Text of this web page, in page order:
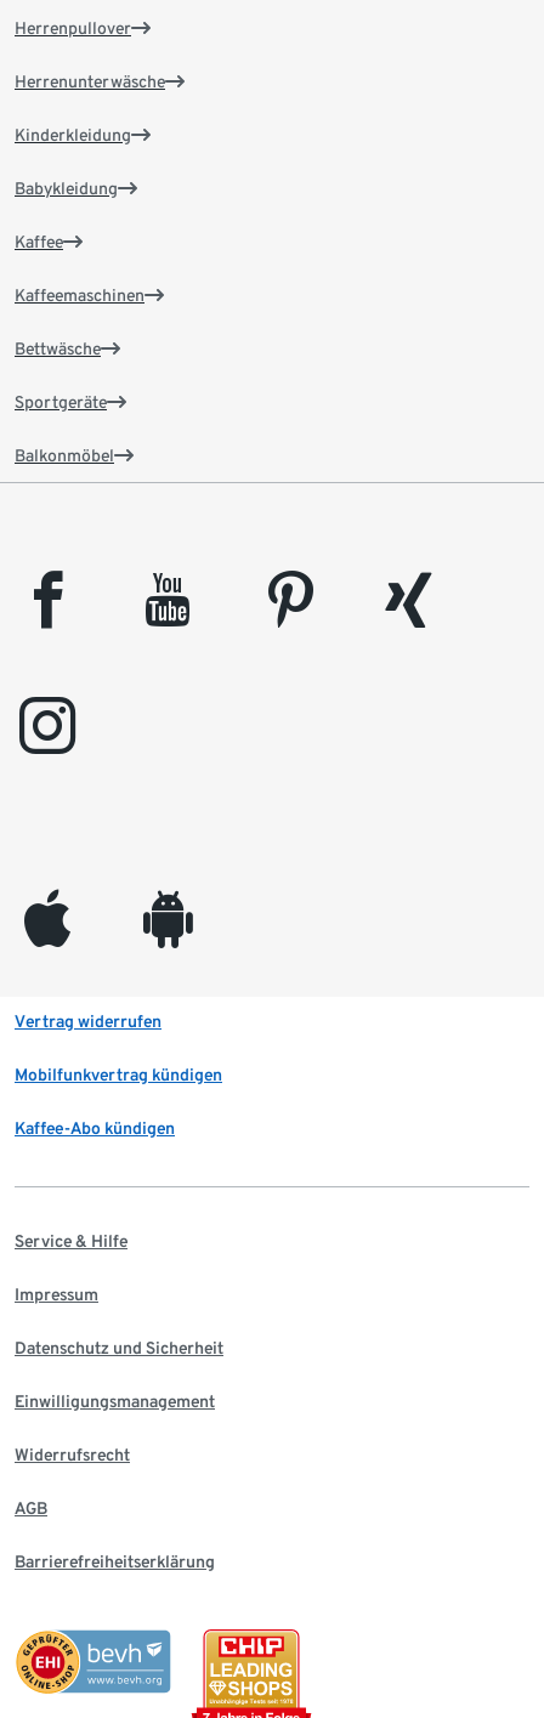
Herrenpullover
Herrenunterwäsche
Kinderkleidung
Babykleidung
Kaffee
Kaffeemaschinen
Bettwäsche
Sportgeräte
Balkonmöbel
facebook youtube pinterest
xing
instagram
appleinc android
Vertrag widerrufen
Mobilfunkvertrag kündigen
Kaffee-Abo kündigen
Service & Hilfe
Impressum
Datenschutz und Sicherheit
Einwilligungsmanagement
Widerrufsrecht
AGB
Barrierefreiheitserklärung